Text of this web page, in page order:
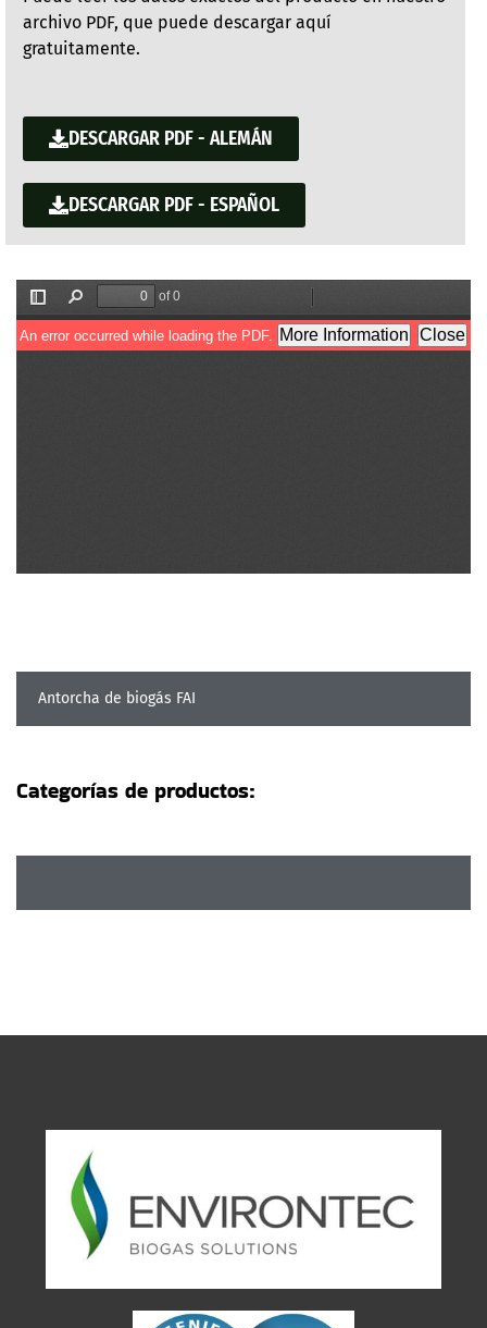
archivo PDF, que puede descargar aquí
gratuitamente.
DESCARGAR PDF - ALEMÁN
DESCARGAR PDF - ESPAÑOL
Antorcha de biogás FAI
Categorías de productos: